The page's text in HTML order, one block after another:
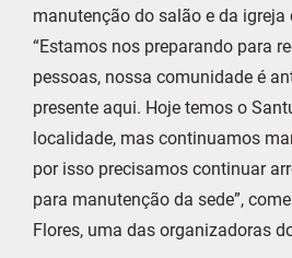
manutenção do salão e da
“Estamos nos preparando para
pessoas, nossa comunidade é
presente aqui. Hoje temos o
localidade, mas continuamos
por isso precisamos continuar
para manutenção da sede”,
Flores, uma das organizadoras